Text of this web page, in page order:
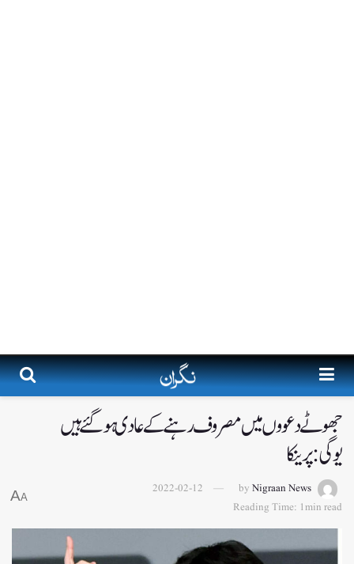
جھوٹے دعووں میں مصروف رہنے کے عادی ہوگئے ہیں
یوگی:پرینکا
by Nigraan News
2022-02-12
Reading Time: 1min read
A
A